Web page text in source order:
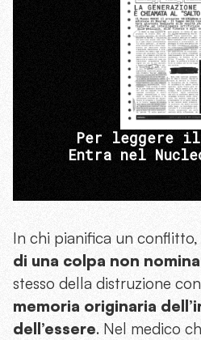
Per leggere il
Entra nel
In chi pianifica un
di una colpa non
stesso della distruzione
memoria originaria
dell’essere. Nel medico